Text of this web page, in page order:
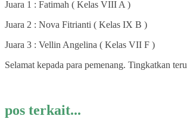
Juara 1 : Fatimah ( Kelas VIII A )
Juara 2 : Nova Fitrianti ( Kelas IX B )
Juara 3 : Vellin Angelina ( Kelas VII F )
Selamat kepada para pemenang. Tingkatkan
pos terkait...